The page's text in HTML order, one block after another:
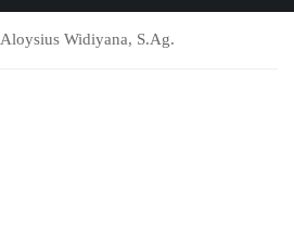
Aloysius Widiyana, S.Ag.